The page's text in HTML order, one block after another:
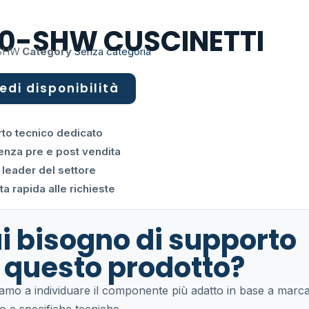
SHW CUSCINETTI
Category Senza categoria
disponibilità
tecnico dedicato
pre e post vendita
leader del settore
rapida alle richieste
bisogno di supporto
prodotto?
a individuare il componente più adatto in base a